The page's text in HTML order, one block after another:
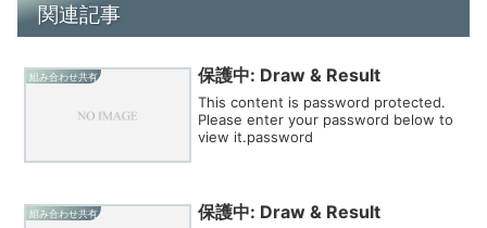
関連記事
組み合わせ共有 保護中: Draw & Result
This content is password protected.
Please enter your password below to
view it.password
組み合わせ共有 保護中: Draw & Result